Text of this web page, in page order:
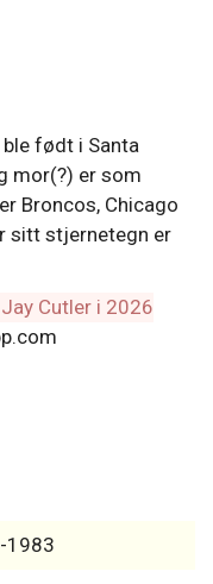
født i Santa
mor(?) er som
Broncos, Chicago
sitt stjernetegn er
1983